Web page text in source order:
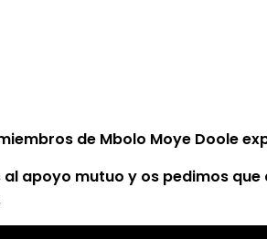
de Mbolo Moye Doole
al apoyo mutuo y os pedimos